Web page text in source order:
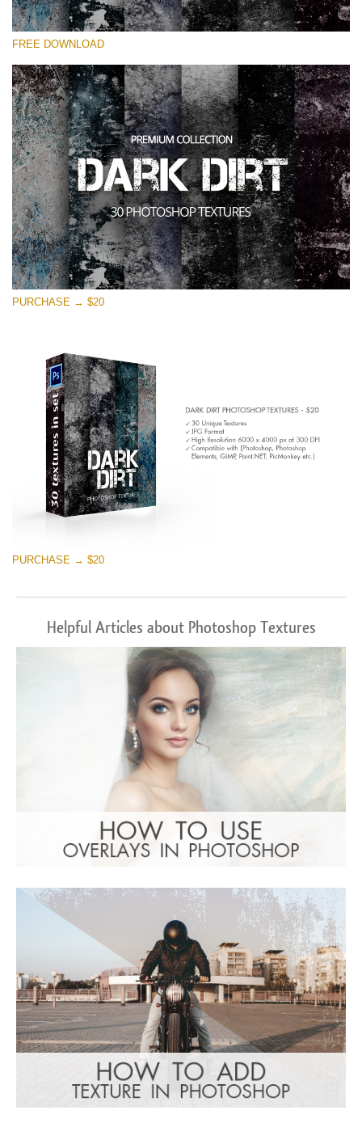
Por favor selecione
Small 800*533px
Dark Dirt
(30 Overlays)
Large 6000*4000px
Entire Collection
(1783 Overlays)
Large 6000*4000px
Download Grátis
FREE DOWNLOAD
PURCHASE → $20
PURCHASE → $20
Helpful Articles about Photoshop Textures